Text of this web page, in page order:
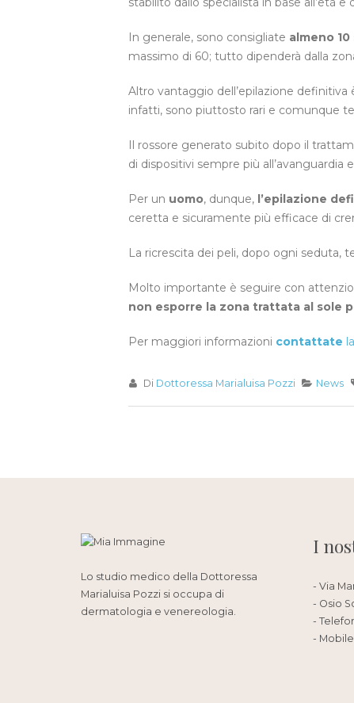
In generale, sono consigliate almeno
massimo di 60; tutto dipenderà dalla
Altro vantaggio dell’epilazione definitiva
infatti, sono piuttosto rari e comunque
Il rossore generato subito dopo il
di dispositivi sempre più
Per un uomo, dunque, l’epilazione
ceretta e sicuramente più efficace di
La ricrescita dei peli, dopo ogni seduta,
Molto importante è seguire con
non esporre la zona trattata al sole
Per maggiori informazioni contattate la
Di Dottoressa Marialuisa Pozzi News
Lo studio medico della Dottoressa
Marialuisa Pozzi si occupa di
dermatologia e venereologia.
I
- Via
- Osio
-
-